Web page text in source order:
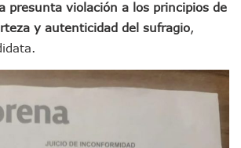
Es El Sexto Mejor Alcalde De Jalisco, Según
ATM Incorpora 20 Nuevos Camiones Al Corredor Bahía
Colectivos Piden A Lemus Más Ministerios Públicos Para
Federación En Puerto Vallarta Registra 80% De
De “El Mencho” Elevó Percepción De Inseguridad
Mercado Vallarta Incluye Reúne A Emprendedores
Imparten Taller En Puerto Vallarta
Señala Violaciones A Derechos De Víctima De
Ayutla Bajo Investigación Tras Reporte De Posible
presunta violación a los principios de
y autenticidad del sufragio,